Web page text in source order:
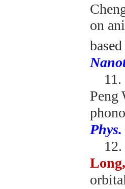
on
11.
Peng
12.